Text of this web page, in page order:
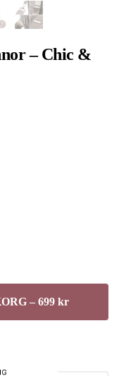
– Chic &
– 699 kr